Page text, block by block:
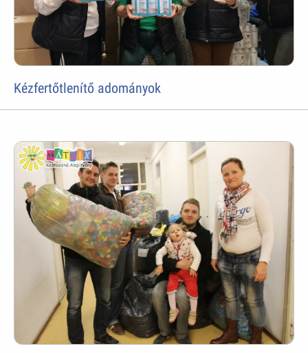
Kézfertőtlenítő adományok